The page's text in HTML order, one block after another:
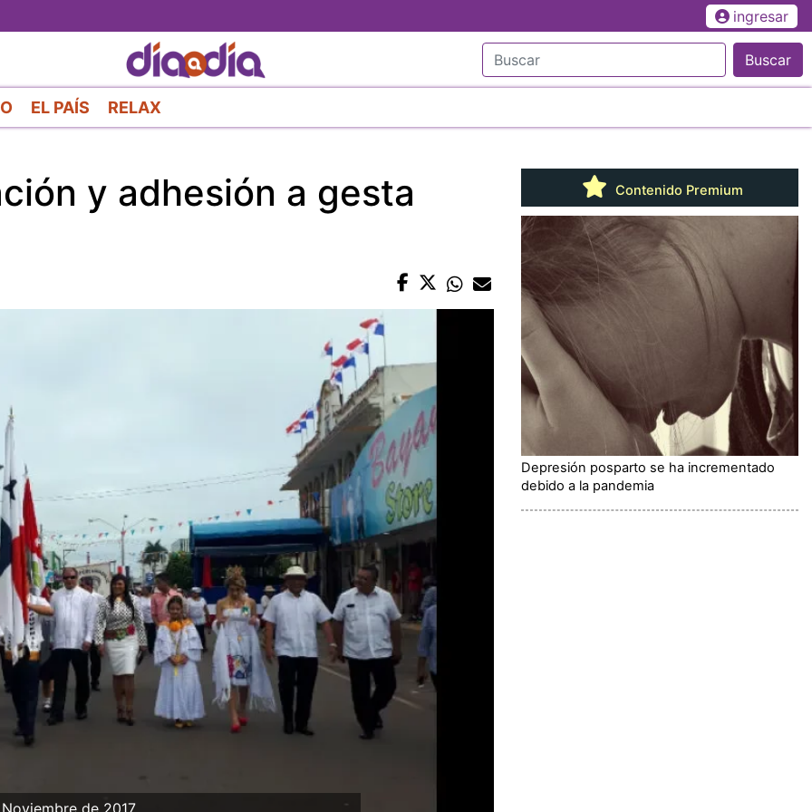
al
contenido
principal
ingresar
Buscar
EL PAÍS RELAX
y adhesión a gesta Contenido Premium
Depresión posparto se ha incrementado
debido a la pandemia